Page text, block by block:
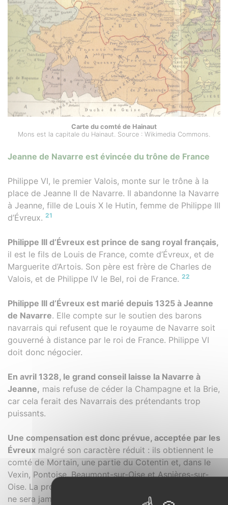
Carte du comté de Hainaut
Mons est la capitale du Hainaut. Source : Wikimedia Commons.
Jeanne de Navarre est évincée du trône de France
Philippe VI, le premier Valois, monte sur le trône à la
place de Jeanne II de Navarre. Il abandonne la Navarre
à Jeanne, fille de Louis X le Hutin, femme de Philippe III
d’Évreux. 21
Philippe III d’Évreux est prince de sang royal français,
il est le fils de Louis de France, comte d’Évreux, et de
Marguerite d’Artois. Son père est frère de Charles de
Valois, et de Philippe IV le Bel, roi de France. 22
Philippe III d’Évreux est marié depuis 1325 à Jeanne
de Navarre. Elle compte sur le soutien des barons
navarrais qui refusent que le royaume de Navarre soit
gouverné à distance par le roi de France. Philippe VI
doit donc négocier.
En avril 1328, le grand conseil laisse la Navarre à
Jeanne, mais refuse de céder la Champagne et la Brie,
car cela ferait des Navarrais des prétendants trop
puissants.
Une compensation est donc prévue, acceptée par les
Évreux malgré son caractère réduit : ils obtiennent le
comté de Mortain, une partie du Cotentin et, dans le
Vexin, Pontoise, Beaumont-sur-Oise et Asnières-sur-
Oise. La promesse de leur céder le comté d’Angoulême
ne sera jamais tenue.